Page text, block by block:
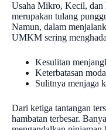
Usaha Mikro, Kecil,
merupakan tulang
Namun, dalam
UMKM sering
Kesulitan
Keterbatasan
Sulitnya menjaga
Dari ketiga tantangan
hambatan terbesar.